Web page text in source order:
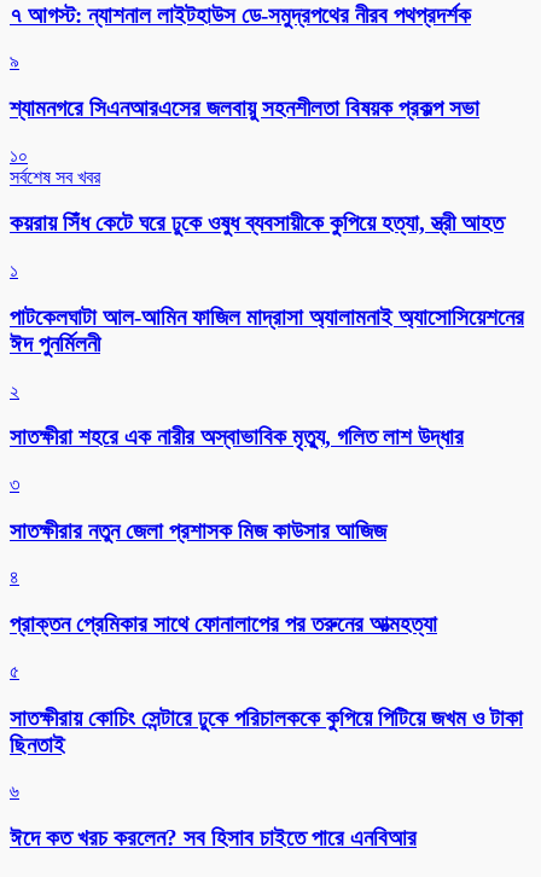
৭ আগস্ট: ন্যাশনাল লাইটহাউস ডে-সমুদ্রপথের নীরব পথপ্রদর্শক
৯
শ্যামনগরে সিএনআরএসের জলবায়ু সহনশীলতা বিষয়ক প্রকল্প সভা
১০
সর্বশেষ সব খবর
কয়রায় সিঁধ কেটে ঘরে ঢুকে ওষুধ ব্যবসায়ীকে কুপিয়ে হত্যা, স্ত্রী আহত
১
পাটকেলঘাটা আল-আমিন ফাজিল মাদ্রাসা অ্যালামনাই অ্যাসোসিয়েশনের
ঈদ পুনর্মিলনী
২
সাতক্ষীরা শহরে এক নারীর অস্বাভাবিক মৃত্যু, গলিত লাশ উদ্ধার
৩
সাতক্ষীরার নতুন জেলা প্রশাসক মিজ কাউসার আজিজ
৪
প্রাক্তন প্রেমিকার সাথে ফোনালাপের পর তরুনের আত্মহত্যা
৫
সাতক্ষীরায় কোচিং সেন্টারে ঢুকে পরিচালককে কুপিয়ে পিটিয়ে জখম ও টাকা
ছিনতাই
৬
ঈদে কত খরচ করলেন? সব হিসাব চাইতে পারে এনবিআর